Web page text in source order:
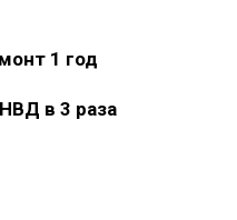
1 год
в 3 раза